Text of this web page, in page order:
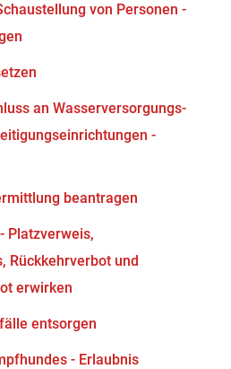
von Personen -
an Wasserversorgungs-
-
beantragen
Platzverweis,
Rückkehrverbot und
erwirken
entsorgen
- Erlaubnis